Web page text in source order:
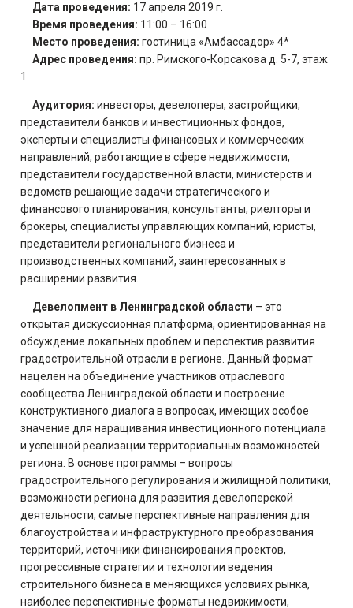
Дата проведения: 17 апреля 2019 г.
Время проведения: 11:00 – 16:00
Место проведения: гостиница «Амбассадор» 4*
Адрес проведения: пр. Римского-Корсакова д. 5-7, этаж
1
Аудитория: инвесторы, девелоперы, застройщики,
представители банков и инвестиционных фондов,
эксперты и специалисты финансовых и коммерческих
направлений, работающие в сфере недвижимости,
представители государственной власти, министерств и
ведомств решающие задачи стратегического и
финансового планирования, консультанты, риелторы и
брокеры, специалисты управляющих компаний, юристы,
представители регионального бизнеса и
производственных компаний, заинтересованных в
расширении развития.
Девелопмент в Ленинградской области – это
открытая дискуссионная платформа, ориентированная на
обсуждение локальных проблем и перспектив развития
градостроительной отрасли в регионе. Данный формат
нацелен на объединение участников отраслевого
сообщества Ленинградской области и построение
конструктивного диалога в вопросах, имеющих особое
значение для наращивания инвестиционного потенциала
и успешной реализации территориальных возможностей
региона. В основе программы – вопросы
градостроительного регулирования и жилищной политики,
возможности региона для развития девелоперской
деятельности, самые перспективные направления для
благоустройства и инфраструктурного преобразования
территорий, источники финансирования проектов,
прогрессивные стратегии и технологии ведения
строительного бизнеса в меняющихся условиях рынка,
наиболее перспективные форматы недвижимости,